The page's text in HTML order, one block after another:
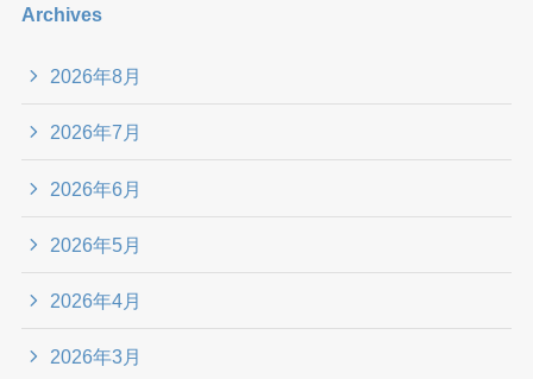
Archives
2026年8月
2026年7月
2026年6月
2026年5月
2026年4月
2026年3月